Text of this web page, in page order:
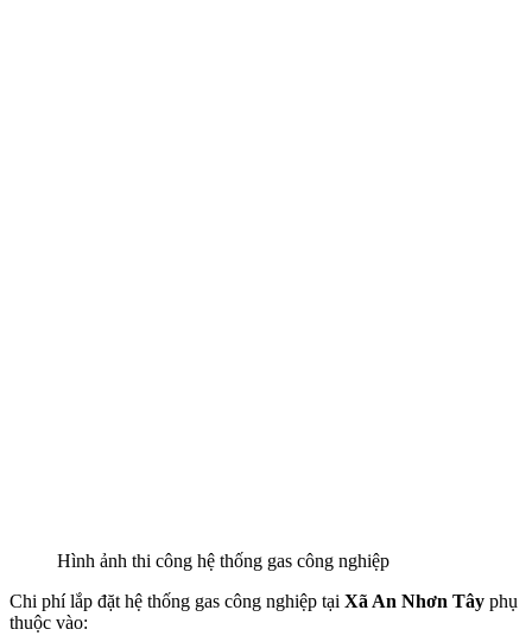
Hình ảnh thi công hệ thống gas công nghiệp
Chi phí lắp đặt hệ thống gas công nghiệp tại Xã An Nhơn Tây phụ
thuộc vào: